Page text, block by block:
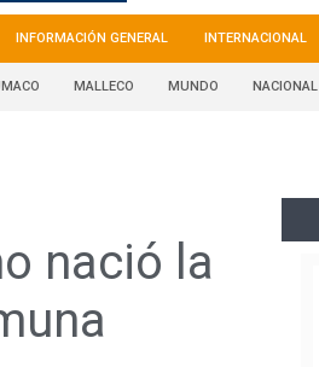
INFORMACIÓN GENERAL INTERNACIONAL
MALLECO MUNDO NACIONAL
nació la